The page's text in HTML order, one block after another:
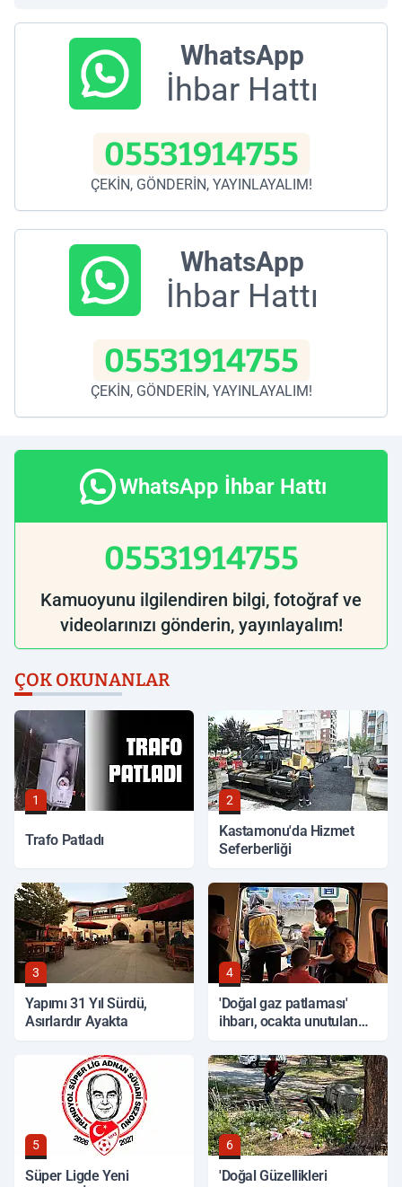
WhatsApp
İhbar Hattı
05531914755
ÇEKİN, GÖNDERİN, YAYINLAYALIM!
WhatsApp
İhbar Hattı
05531914755
ÇEKİN, GÖNDERİN, YAYINLAYALIM!
WhatsApp İhbar Hattı
05531914755
Kamuoyunu ilgilendiren bilgi, fotoğraf ve
videolarınızı gönderin, yayınlayalım!
ÇOK OKUNANLAR
1
Trafo Patladı
2
Kastamonu'da Hizmet
Seferberliği
3
Yapımı 31 Yıl Sürdü,
Asırlardır Ayakta
4
'Doğal gaz patlaması'
ihbarı, ocakta unutulan
5
Süper Ligde Yeni
6
'Doğal Güzellikleri